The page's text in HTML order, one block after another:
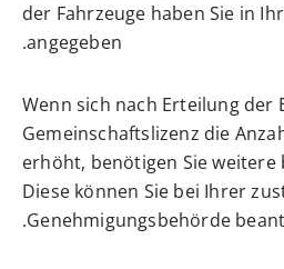
der Fahrzeuge haben Sie in
angegeben.
Wenn sich nach Erteilung der
Gemeinschaftslizenz die
erhöht, benötigen Sie weitere
Diese können Sie bei Ihrer
Genehmigungsbehörde